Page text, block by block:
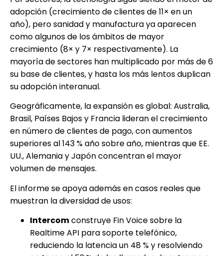
adopción (crecimiento de clientes de 11× en un
año), pero sanidad y manufactura ya aparecen
como algunos de los ámbitos de mayor
crecimiento (8× y 7× respectivamente). La
mayoría de sectores han multiplicado por más de 6
su base de clientes, y hasta los más lentos duplican
su adopción interanual.
Geográficamente, la expansión es global: Australia,
Brasil, Países Bajos y Francia lideran el crecimiento
en número de clientes de pago, con aumentos
superiores al 143 % año sobre año, mientras que EE.
UU., Alemania y Japón concentran el mayor
volumen de mensajes.
El informe se apoya además en casos reales que
muestran la diversidad de usos:
Intercomconstruye Fin Voice sobre la
Realtime API para soporte telefónico,
reduciendo la latencia un 48 % y resolviendo